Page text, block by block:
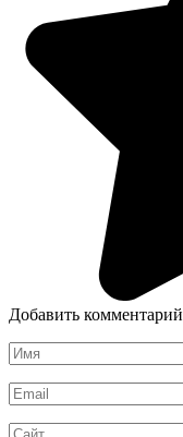
Добавить комментарий
Имя
*
Email
*
Сайт